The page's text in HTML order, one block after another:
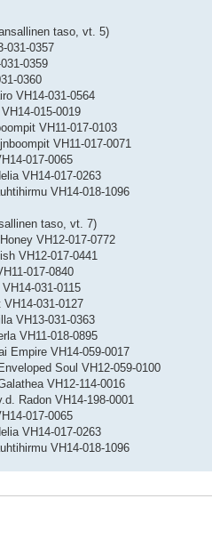
taso, vt. 5)
031-0357
0359
0360
VH14-031-0564
015-0019
VH11-017-0103
VH11-017-0071
017-0065
VH14-017-0263
VH14-018-1096
taso, vt. 7)
VH12-017-0772
VH12-017-0441
017-0840
031-0115
031-0127
VH13-031-0363
VH11-018-0895
Empire VH14-059-0017
Soul VH12-059-0100
VH12-114-0016
Radon VH14-198-0001
017-0065
VH14-017-0263
VH14-018-1096